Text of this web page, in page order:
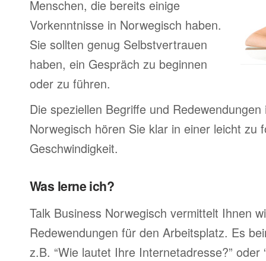
Menschen, die bereits einige
Vorkenntnisse in Norwegisch haben.
Sie sollten genug Selbstvertrauen
haben, ein Gespräch zu beginnen
oder zu führen.
Die speziellen Begriffe und Redewendungen
Norwegisch hören Sie klar in einer leicht zu
Geschwindigkeit.
Was lerne ich?
Talk Business Norwegisch vermittelt Ihnen
Redewendungen für den Arbeitsplatz. Es
z.B. “Wie lautet Ihre Internetadresse?” oder